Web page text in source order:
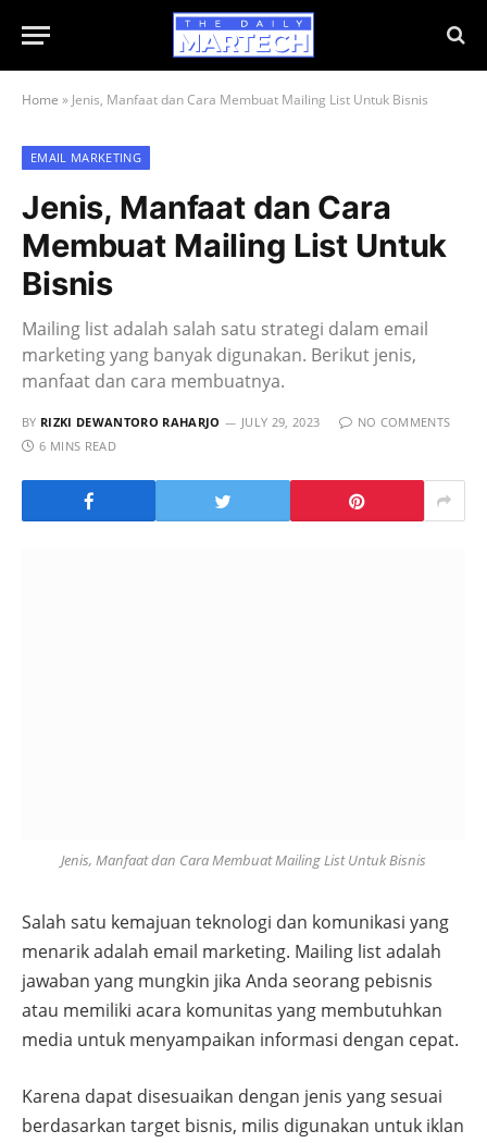
Home » Jenis, Manfaat dan Cara Membuat Mailing List Untuk Bisnis
EMAIL MARKETING
Jenis, Manfaat dan Cara
Membuat Mailing List Untuk
Bisnis
Mailing list adalah salah satu strategi dalam email
marketing yang banyak digunakan. Berikut jenis,
manfaat dan cara membuatnya.
BY RIZKI DEWANTORO RAHARJO JULY 29, 2023
NO COMMENTS
6 MINS READ
Jenis, Manfaat dan Cara Membuat Mailing List Untuk Bisnis
Salah satu kemajuan teknologi dan komunikasi yang
menarik adalah email marketing. Mailing list adalah
jawaban yang mungkin jika Anda seorang pebisnis
atau memiliki acara komunitas yang membutuhkan
media untuk menyampaikan informasi dengan cepat.
Karena dapat disesuaikan dengan jenis yang sesuai
berdasarkan target bisnis, milis digunakan untuk iklan